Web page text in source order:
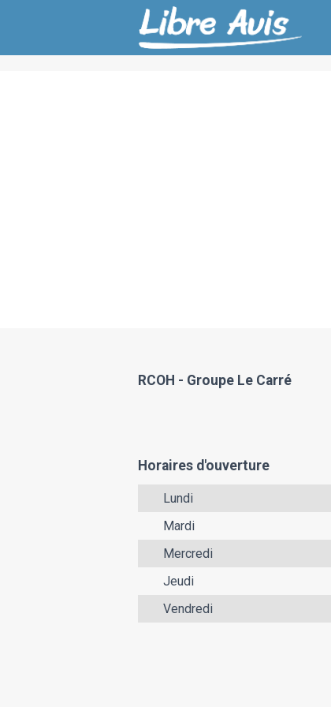
RCOH - Groupe Le Carré
Horaires d'ouverture
Lundi
Mardi
Mercredi
Jeudi
Vendredi